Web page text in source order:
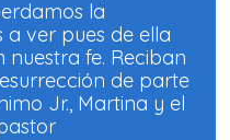
la
a ver pues de ella
nuestra fe. Reciban
de parte
Jr., Martina y el